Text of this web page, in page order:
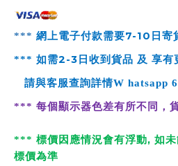
*** 網上電子付款需要7-10 日寄
*** 如需2-3 日收到貨品 及 享
請與客服查詢詳情W hatsapp
*** 每個顯示器色差有所不同，
*** 標價因應情況會有浮動, 如
標價為準